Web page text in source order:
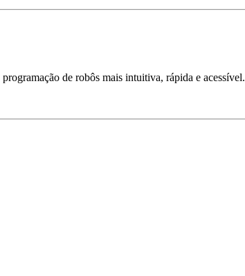
de robôs mais intuitiva, rápida e acessível.